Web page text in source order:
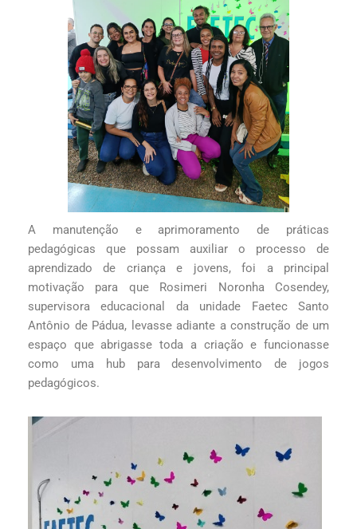
A manutenção e aprimoramento de práticas
pedagógicas que possam auxiliar o processo de
aprendizado de criança e jovens, foi a principal
motivação para que Rosimeri Noronha Cosendey,
supervisora educacional da unidade Faetec Santo
Antônio de Pádua, levasse adiante a construção de um
espaço que abrigasse toda a criação e funcionasse
como uma hub para desenvolvimento de jogos
pedagógicos.